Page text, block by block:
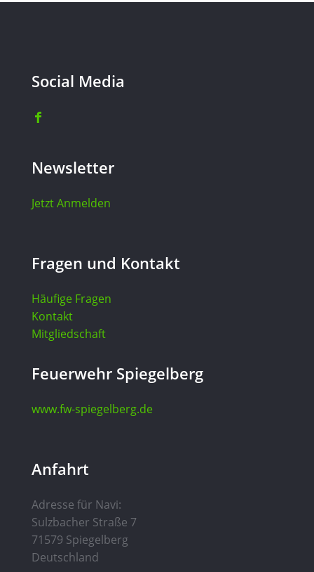
Social Media
Newsletter
Jetzt Anmelden
Fragen und Kontakt
Häufige Fragen
Kontakt
Mitgliedschaft
Feuerwehr Spiegelberg
www.fw-spiegelberg.de
Anfahrt
Adresse für Navi:
Sulzbacher Straße 7
71579 Spiegelberg
Deutschland